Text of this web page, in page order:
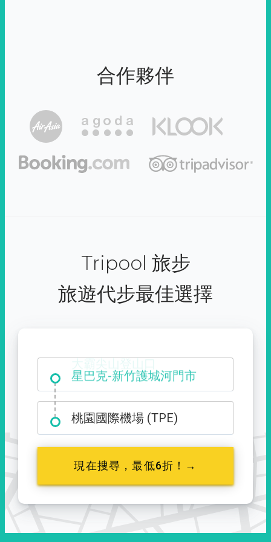
合作夥伴
Tripool 旅步
旅遊代步最佳選擇
大霸尖山登山口
桃園國際機場 (TPE)
現在搜尋，最低6折！→